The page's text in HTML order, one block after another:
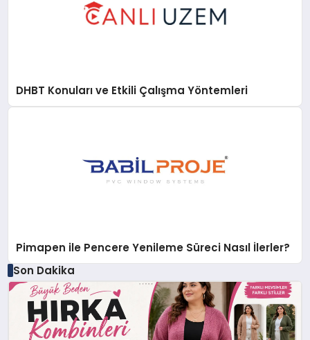
DHBT Konuları ve Etkili Çalışma Yöntemleri
Pimapen ile Pencere Yenileme Süreci Nasıl İlerler?
Son Dakika